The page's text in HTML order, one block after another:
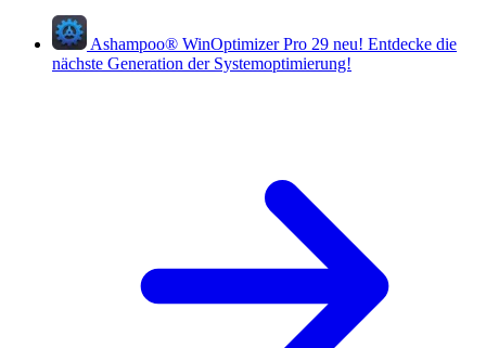
Ashampoo® WinOptimizer Pro 29 neu! Entdecke die
nächste Generation der Systemoptimierung!